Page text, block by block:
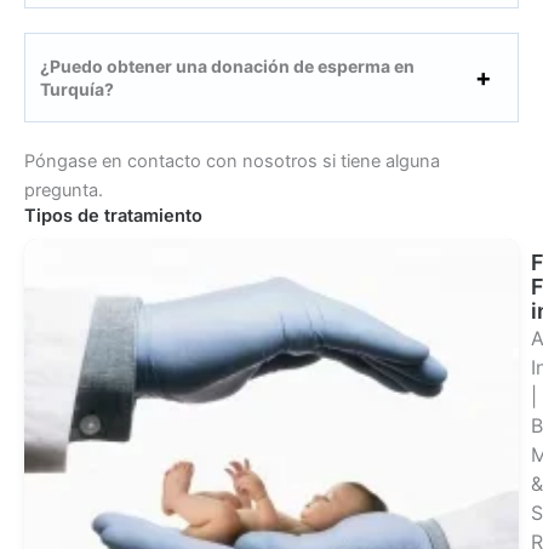
¿Puedo obtener una donación de esperma en
Turquía?
Póngase en contacto con nosotros si tiene alguna
pregunta.
Tipos de tratamiento
&